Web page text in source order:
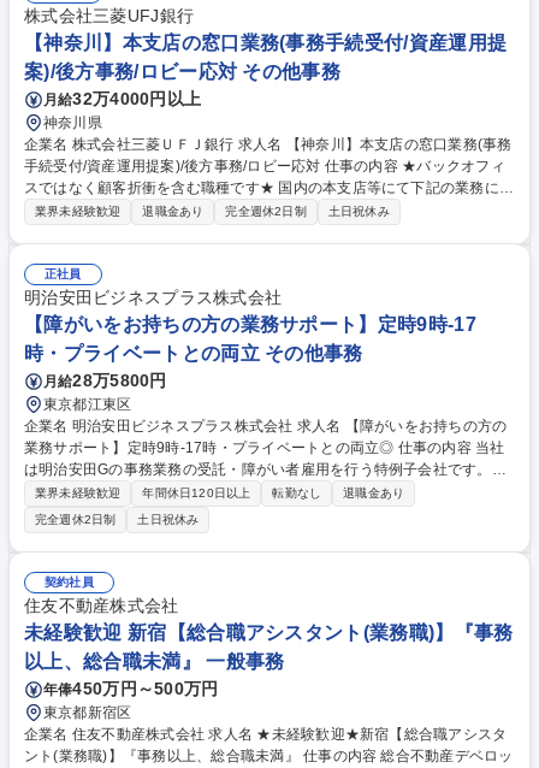
株式会社三菱UFJ銀行
【神奈川】本支店の窓口業務(事務手続受付/資産運用提
案)/後方事務/ロビー応対 その他事務
月給32万4000円以上
神奈川県
企業名 株式会社三菱ＵＦＪ銀行 求人名 【神奈川】本支店の窓口業務(事務
手続受付/資産運用提案)/後方事務/ロビー応対 仕事の内容 ★バックオフィ
スではなく顧客折衝を含む職種です★ 国内の本支店等にて下記の業務に従
事していただきます。 ■窓口/後方/ロビーにて事務手続等の受付・オペレ
に必ずご覧ください≫ ※記事 https://www.mysite.bk.mufg.jp/career/circle/
article17/ ※動画 https://youtu.be/H-S7HaJqqbg 募集職種 【神奈川】本支
店の窓口業務(事務手続受付/資産運用提案)/後方事務/ロビー応対
業界未経験歓迎 退職金あり 完全週休2日制 土日祝休み
正社員
明治安田ビジネスプラス株式会社
【障がいをお持ちの方の業務サポート】定時9時-17
時・プライベートとの両立 その他事務
月給28万5800円
東京都江東区
企業名 明治安田ビジネスプラス株式会社 求人名 【障がいをお持ちの方の
業務サポート】定時9時-17時・プライベートとの両立◎ 仕事の内容 当社
は明治安田Gの事務業務の受託・障がい者雇用を行う特例子会社です。事
務作業の直接的サポートではなく、メンバーが効率的に業務を進めるため
のマネジメントをお任せします。メンバー約310名に対して、トレ ーナー
は約60名在籍。複数のトレーナーでチームを組んで対応するため、一人で
抱え込む状況が発生しない組織作りをしています。 【詳細】■メンバーの
適性等を基に業務の割り振り/創出/切り出し■質問対応・マニュアル作成■
定期面談■業務量集計など◎メンバーは軽度障がい(精神、知的)の方が中心
で、基本的に「働く力」のある方を面接で判断し採用しているため、トラ
ブル対応等は多くありません◎※変更の範囲:当社業務全般 募集職種 【障
がいをお持ちの方の業務サポート】定時9時-17時・プライベートとの両立
◎
業界未経験歓迎 年間休日120日以上 転勤なし
退職金あり
完全週休2日制
土日祝休み
契約社員
住友不動産株式会社
未経験歓迎 新宿【総合職アシスタント(業務職)】『事務
以上、総合職未満』 一般事務
年俸450万円～500万円
東京都新宿区
企業名 住友不動産株式会社 求人名 ★未経験歓迎★新宿【総合職アシスタ
ント(業務職)】『事務以上、総合職未満』 仕事の内容 総合不動産デベロッ